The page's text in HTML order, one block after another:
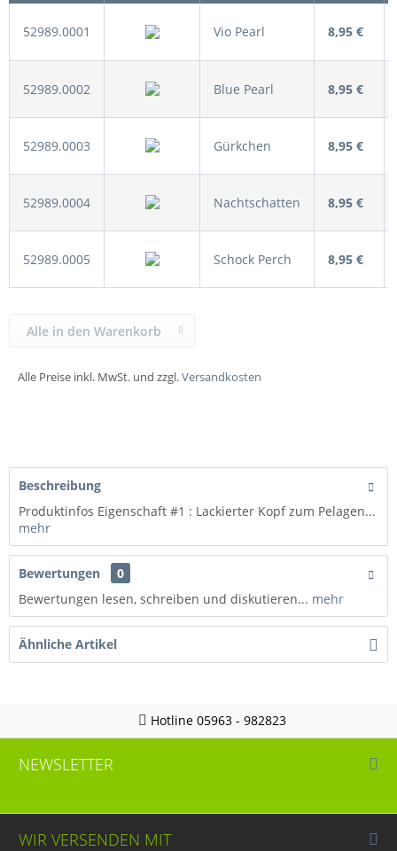
52989.0001 Vio Pearl 8,95 €
52989.0002 Blue Pearl 8,95 €
52989.0003 Gürkchen 8,95 €
52989.0004 Nachtschatten 8,95 €
52989.0005 Schock Perch 8,95 €
Alle Preise inkl. MwSt. und zzgl.Versandkosten
Alle in den Warenkorb
Beschreibung
Produktinfos Eigenschaft #1 : Lackierter Kopf zum Pelagen...
mehr
Bewertungen
0
Bewertungen lesen, schreiben und diskutieren... mehr
Ähnliche Artikel
Hotline 05963 - 982823
NEWSLETTER
WIR VERSENDEN MIT